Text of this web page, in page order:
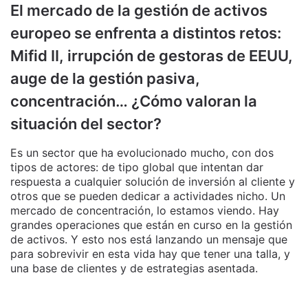
El mercado de la gestión de activos
europeo se enfrenta a distintos retos:
Mifid II, irrupción de gestoras de EEUU,
auge de la gestión pasiva,
concentración… ¿Cómo valoran la
situación del sector?
Es un sector que ha evolucionado mucho, con dos
tipos de actores: de tipo global que intentan dar
respuesta a cualquier solución de inversión al cliente y
otros que se pueden dedicar a actividades nicho. Un
mercado de concentración, lo estamos viendo. Hay
grandes operaciones que están en curso en la gestión
de activos. Y esto nos está lanzando un mensaje que
para sobrevivir en esta vida hay que tener una talla, y
una base de clientes y de estrategias asentada.